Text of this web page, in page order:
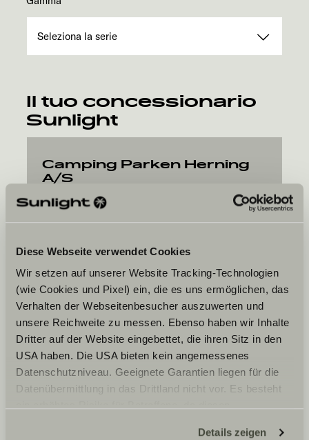
Diese Webseite verwendet Cookies
Wir setzen auf unserer Website Tracking-Technologien
(wie Cookies und Pixel) ein, die es uns ermöglichen, das
Verhalten der Webseitenbesucher auszuwerten und
unsere Reichweite zu messen. Ebenso haben wir Inhalte
Dritter auf der Website eingebettet, die ihren Sitz in den
USA haben. Die USA bieten kein angemessenes
Datenschutzniveau. Geeignete Garantien liegen für die
Datenübermittlung in das Drittland nicht vor. Es besteht
Details zeigen
Il tuo concessionario
Sunlight
Camping Parken Herning
A/S
Tjelevej 10 - 12
7400 Herning
La data desiderata
Data